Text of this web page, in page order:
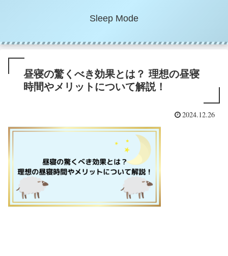
Sleep Mode
昼寝の驚くべき効果とは？ 理想の昼寝
時間やメリットについて解説！
2024.12.26